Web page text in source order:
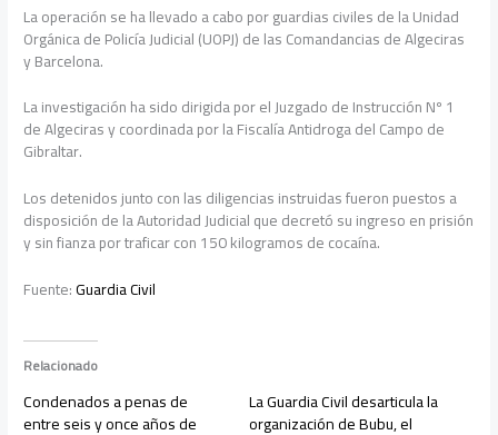
La operación se ha llevado a cabo por guardias civiles de la Unidad
Orgánica de Policía Judicial (UOPJ) de las Comandancias de Algeciras
y Barcelona.
La investigación ha sido dirigida por el Juzgado de Instrucción Nº 1
de Algeciras y coordinada por la Fiscalía Antidroga del Campo de
Gibraltar.
Los detenidos junto con las diligencias instruidas fueron puestos a
disposición de la Autoridad Judicial que decretó su ingreso en prisión
y sin fianza por traficar con 150 kilogramos de cocaína.
Fuente:Guardia Civil
Relacionado
Condenados a penas de
entre seis y once años de
La Guardia Civil desarticula la
organización de Bubu, el